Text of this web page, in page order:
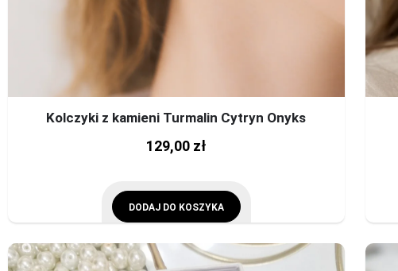
Kolczyki z kamieni Turmalin Cytryn Onyks
129,00 zł
DODAJ DO KOSZYKA